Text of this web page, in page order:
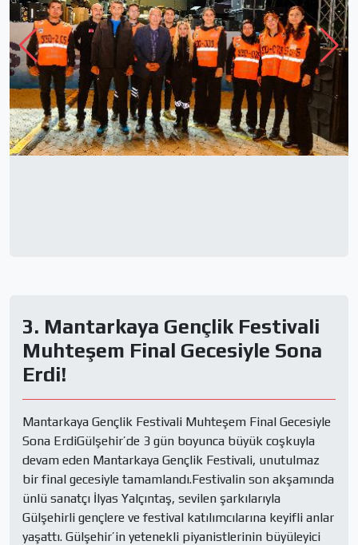
3. Mantarkaya Gençlik Festivali
Muhteşem Final Gecesiyle Sona
Erdi!
Mantarkaya Gençlik Festivali Muhteşem Final Gecesiyle
Sona ErdiGülşehir’de 3 gün boyunca büyük coşkuyla
devam eden Mantarkaya Gençlik Festivali, unutulmaz
bir final gecesiyle tamamlandı.Festivalin son akşamında
ünlü sanatçı İlyas Yalçıntaş, sevilen şarkılarıyla
Gülşehirli gençlere ve festival katılımcılarına keyifli anlar
yaşattı. Gülşehir’in yetenekli piyanistlerinin büyüleyici